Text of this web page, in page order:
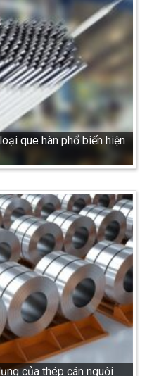
que hàn phổ biến hiện
của thép cán nguội